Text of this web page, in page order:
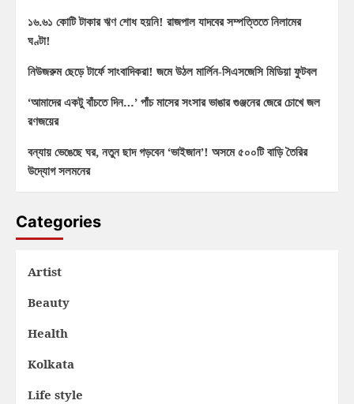
১৬.৬১ কোটি টাকার ঋণ শোধ হয়নি! রাজপাল যাদবের সম্পত্তিতে নিলামের
ঘণ্টা!
নিউজরুম ছেড়ে টার্ফে সাংবাদিকরা! জমে উঠল মার্লিন-সিএসজেসি মিডিয়া ফুটবল
‘আমাদের একটু বাঁচতে দিন…’ পাঁচ মাসের সংসার ভাঙার গুঞ্জনের জেরে চোখে জল
রণজয়ের
বন্যায় ভেঙেছে ঘর, নতুন ছাদ গড়বেন ‘ভাইজান’! অসমে ৫০০টি বাড়ি তৈরির
উদ্যোগ সলমনের
Categories
Artist
Beauty
Health
Kolkata
Life style